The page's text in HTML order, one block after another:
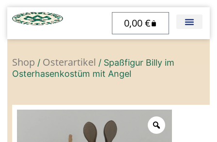
Zum
Inhalt
0,00€Warenkorb
Shop / Osterartikel / Spaßfigur Billy im
Osterhasenkostüm mit Angel